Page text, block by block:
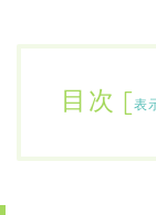
目次 [表